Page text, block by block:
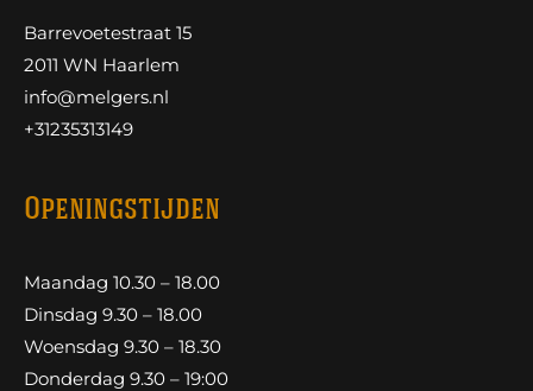
Barrevoetestraat 15
2011 WN Haarlem
info@melgers.nl
+31235313149
Openingstijden
Maandag 10.30 – 18.00
Dinsdag 9.30 – 18.00
Woensdag 9.30 – 18.30
Donderdag 9.30 – 19:00